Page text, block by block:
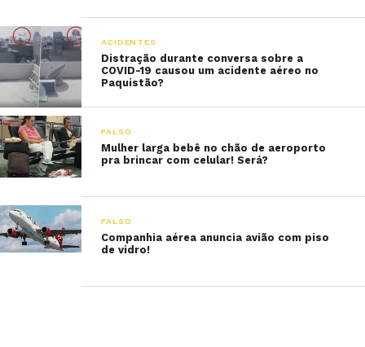
ACIDENTES
Distração durante conversa sobre a
COVID-19 causou um acidente aéreo no
Paquistão?
FALSO
Mulher larga bebê no chão de aeroporto
pra brincar com celular! Será?
FALSO
Companhia aérea anuncia avião com piso
de vidro!